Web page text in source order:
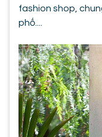
fashion shop,
phố....